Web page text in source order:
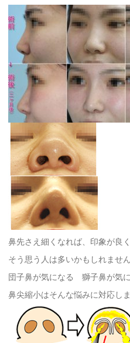
鼻先さえ細くなれば、印象が良
そう思う人は多いかもしれません
団子鼻が気になる 獅子鼻が気
鼻尖縮小はそんな悩みに対応し